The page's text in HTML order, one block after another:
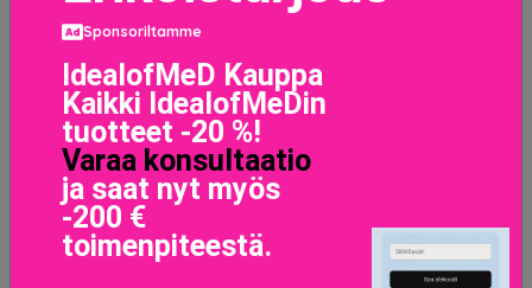
Sponsoriltamme
IdealofMeD Kauppa
Kaikki IdealofMeDin
tuotteet -20 %!
Varaa konsultaatio
ja saat nyt myös
-200 €
toimenpiteestä.